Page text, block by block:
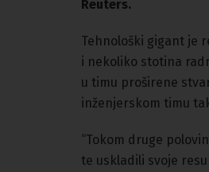
Reuters.
Tehnološki gigant je
i nekoliko stotina
u timu proširene
inženjerskom timu
“Tokom druge
te uskladili svoje